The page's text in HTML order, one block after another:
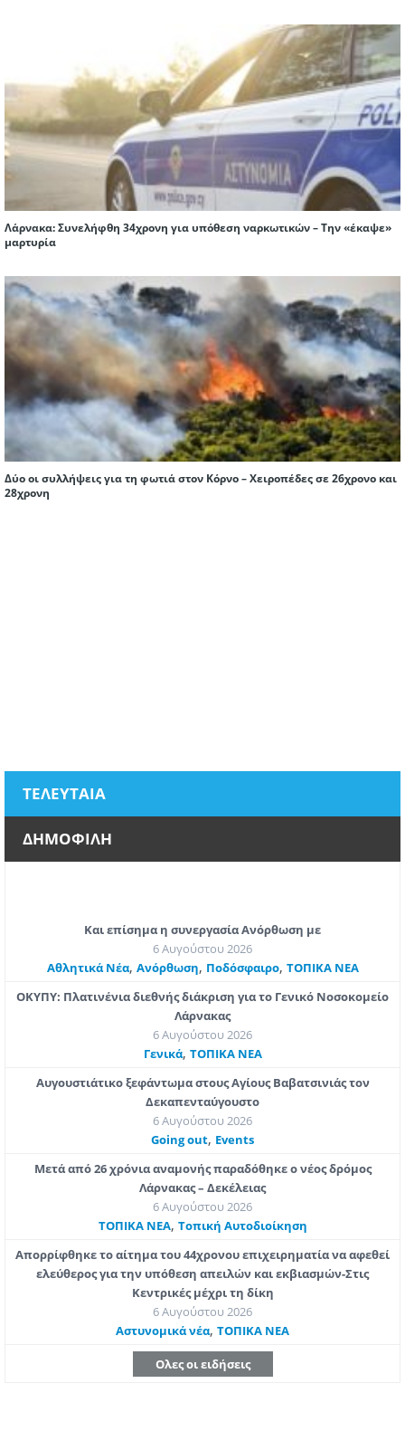
Λάρνακα: Συνελήφθη 34χρονη για υπόθεση ναρκωτικών – Την «έκαψε»
μαρτυρία
Δύο οι συλλήψεις για τη φωτιά στον Κόρνο – Χειροπέδες σε 26χρονο και
28χρονη
ΤΕΛΕΥΤΑΙΑ
ΔΗΜΟΦΙΛΗ
Και επίσημα η συνεργασία Ανόρθωση με
6 Αυγούστου 2026
Αθλητικά Νέα, Ανόρθωση, Ποδόσφαιρο, ΤΟΠΙΚΑ ΝΕΑ
ΟΚΥΠΥ: Πλατινένια διεθνής διάκριση για το Γενικό Νοσοκομείο
Λάρνακας
6 Αυγούστου 2026
Γενικά, ΤΟΠΙΚΑ ΝΕΑ
Αυγουστιάτικο ξεφάντωμα στους Αγίους Βαβατσινιάς τον
Δεκαπενταύγουστο
6 Αυγούστου 2026
Going out, Εvents
Μετά από 26 χρόνια αναμονής παραδόθηκε ο νέος δρόμος
Λάρνακας – Δεκέλειας
6 Αυγούστου 2026
ΤΟΠΙΚΑ ΝΕΑ, Τοπική Αυτοδιοίκηση
Απορρίφθηκε το αίτημα του 44χρονου επιχειρηματία να αφεθεί
ελεύθερος για την υπόθεση απειλών και εκβιασμών-Στις
Κεντρικές μέχρι τη δίκη
6 Αυγούστου 2026
Aστυνομικά νέα, ΤΟΠΙΚΑ ΝΕΑ
Ολες οι ειδήσεις